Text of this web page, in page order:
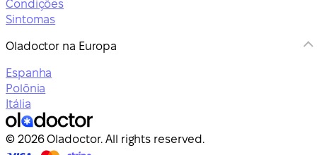
Condições
Sintomas
Oladoctor na Europa
Espanha
Polônia
Itália
© 2026 Oladoctor. All rights reserved.